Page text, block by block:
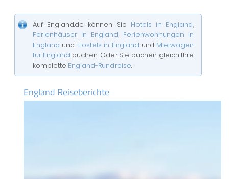
Auf England.de können Sie Hotels in England,
Ferienhäuser in England, Ferienwohnungen in
England und Hostels in England und Mietwagen
für England buchen. Oder Sie buchen gleich Ihre
komplette England-Rundreise.
England Reiseberichte